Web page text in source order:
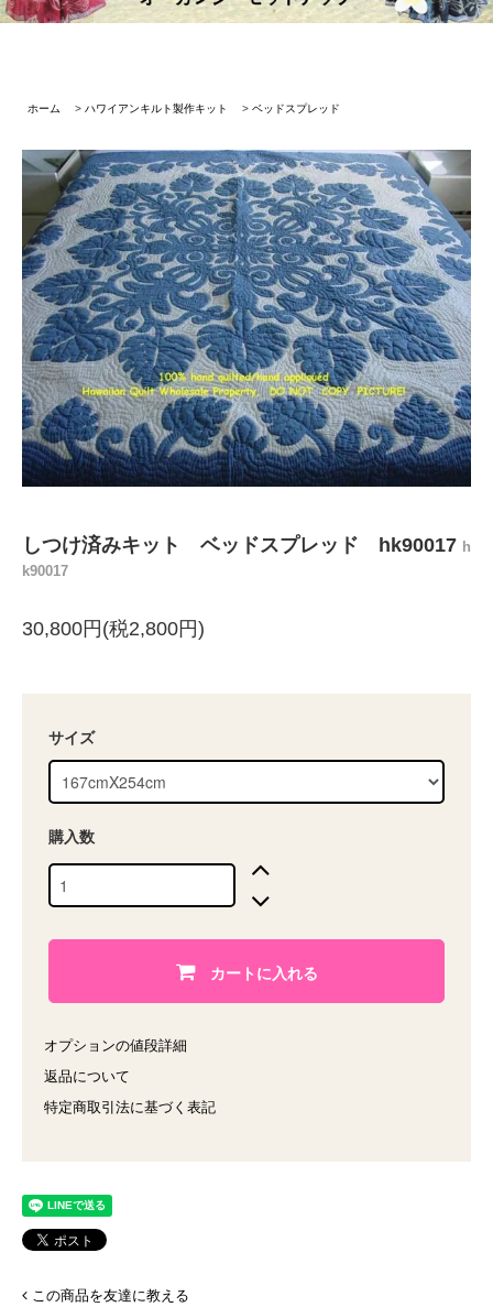
ホーム > ハワイアンキルト製作キット > ベッドスプレッド
しつけ済みキット ベッドスプレッド hk90017 h
k90017
30,800円(税2,800円)
サイズ
購入数
カートに入れる
オプションの値段詳細
返品について
特定商取引法に基づく表記
この商品を友達に教える